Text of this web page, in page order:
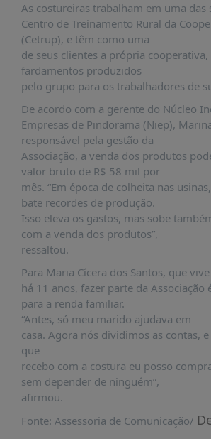
CONTATO
As costureiras trabalham em uma das
Centro de Treinamento Rural da
(Cetrup), e têm como uma
de seus clientes a própria
fardamentos produzidos
pelo grupo para os trabalhadores de
De acordo com a gerente do Núcleo
Empresas de Pindorama (Niep),
responsável pela gestão da
Associação, a venda dos produtos
valor bruto de R$ 58 mil por
mês. “Em época de colheita nas
bate recordes de produção.
Isso eleva os gastos, mas sobe
com a venda dos produtos”,
ressaltou.
Para Maria Cícera dos Santos, que
há 11 anos, fazer parte da Associação
para a renda familiar.
“Antes, só meu marido ajudava em
casa. Agora nós dividimos as contas,
que
recebo com a costura eu posso
sem depender de ninguém”,
afirmou.
Fonte: Assessoria de Comunicação/